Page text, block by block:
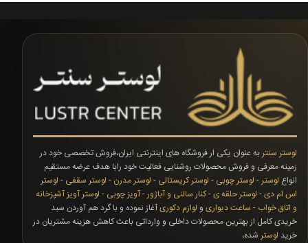
لوستر سنتر به عنوان یکی ار فروشگاه های اینترنتی ایران،فروش تخصصی خود در
زمینه معرفی و فروش محصولات روشنایی فعالیت خود رابا هدف عرضه مستقیم
انواع لوستر - لوستر چوبی - لوستر کریستالی - لوستر مدرن - لوستر سقفی - لوستر
اس ام دی- لوستر حلقه ی-کنار سالنی و آباژور-آویز چوبی - لوستر آویز آشپزخانه
و اتاق خواب - ساعت دیواری و لوازم دکوریآغاز نموده و با گرد هم آوردن سبد
خریدی کامل از بهترین محصولات داخلی و وارداتی باعث کاهش هزینه مشتریان در
خرید لوستر شده،